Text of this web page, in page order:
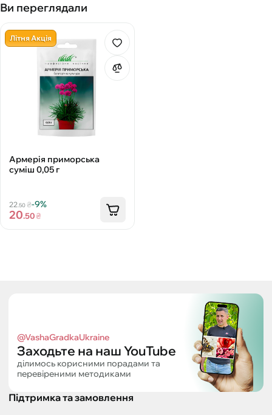
Ви переглядали
Літня Акція
Армерія приморська
суміш 0,05 г
22.50₴-9%
20.50₴
@VashaGradkaUkraine
Заходьте на наш YouTube
ділимось корисними порадами та
перевіреними методиками
Підтримка та замовлення